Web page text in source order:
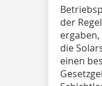
der
die
einen